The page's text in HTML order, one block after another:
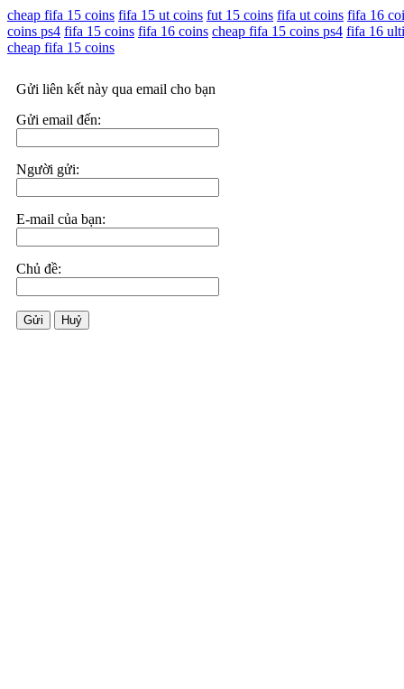
cheap fifa 15 coins fifa 15 ut coins fut 15 coins fifa ut coins fifa 16
coins ps4 fifa 15 coins fifa 16 coins cheap fifa 15 coins ps4 fifa 16
cheap fifa 15 coins
Gửi liên kết này qua email cho bạn
Gửi email đến:
Người gửi:
E-mail của bạn:
Chủ đề:
Gửi Huỷ